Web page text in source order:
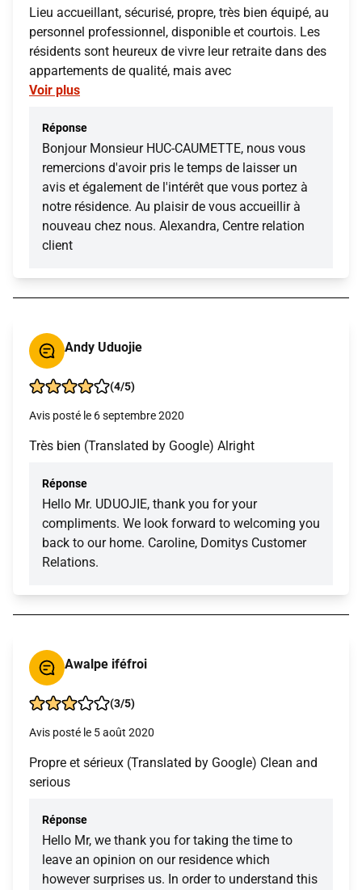
Lieu accueillant, sécurisé, propre, très bien équipé, au
personnel professionnel, disponible et courtois. Les
résidents sont heureux de vivre leur retraite dans des
appartements de qualité, mais avec
Voir plus
Réponse
Bonjour Monsieur HUC-CAUMETTE, nous vous
remercions d'avoir pris le temps de laisser un
avis et également de l'intérêt que vous portez à
notre résidence. Au plaisir de vous accueillir à
nouveau chez nous. Alexandra, Centre relation
client
Andy Uduojie
(4/5)
Avis posté le 6 septembre 2020
Très bien (Translated by Google) Alright
Réponse
Hello Mr. UDUOJIE, thank you for your
compliments. We look forward to welcoming you
back to our home. Caroline, Domitys Customer
Relations.
Awalpe iféfroi
(3/5)
Avis posté le 5 août 2020
Propre et sérieux (Translated by Google) Clean and
serious
Réponse
Hello Mr, we thank you for taking the time to
leave an opinion on our residence which
however surprises us. In order to understand this